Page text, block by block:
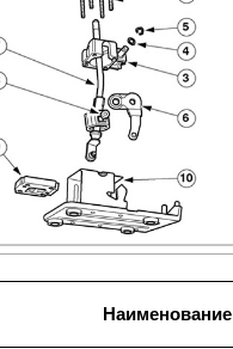
Наименование